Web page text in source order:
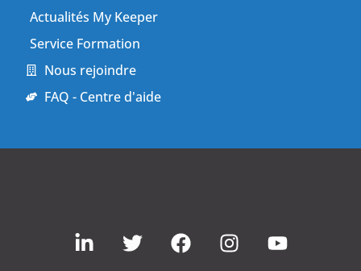
Actualités My Keeper
Service Formation
Nous rejoindre
FAQ - Centre d'aide